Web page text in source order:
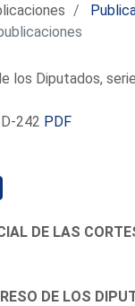
los Diputados,
242 PDF
DE LAS
DE LOS